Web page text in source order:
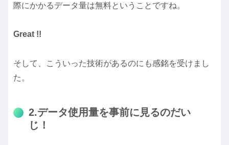
際にかかるデータ量は無料ということですね。
Great !!
そして、こういった技術があるのにも感銘を受けまし
た。
2.データ使用量を事前に見るのだい
じ！